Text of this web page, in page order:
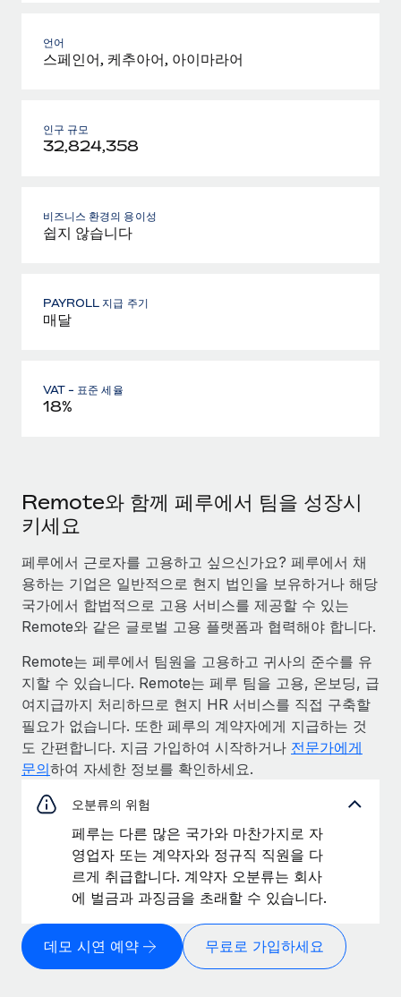
언어
스페인어, 케추아어, 아이마라어
인구 규모
32,824,358
비즈니스 환경의 용이성
쉽지 않습니다
PAYROLL 지급 주기
매달
VAT - 표준 세율
18%
Remote와 함께 페루에서 팀을 성장시
키세요
페루에서 근로자를 고용하고 싶으신가요? 페루에서 채
용하는 기업은 일반적으로 현지 법인을 보유하거나 해당
국가에서 합법적으로 고용 서비스를 제공할 수 있는
Remote와 같은 글로벌 고용 플랫폼과 협력해야 합니다.
Remote는 페루에서 팀원을 고용하고 귀사의 준수를 유
지할 수 있습니다. Remote는 페루 팀을 고용, 온보딩, 급
여지급까지 처리하므로 현지 HR 서비스를 직접 구축할
필요가 없습니다. 또한 페루의 계약자에게 지급하는 것
도 간편합니다. 지금 가입하여 시작하거나 전문가에게
문의하여 자세한 정보를 확인하세요.
오분류의 위험
페루는 다른 많은 국가와 마찬가지로 자
영업자 또는 계약자와 정규직 직원을 다
르게 취급합니다. 계약자 오분류는 회사
에 벌금과 과징금을 초래할 수 있습니다.
데모 시연 예약 무료로 가입하세요